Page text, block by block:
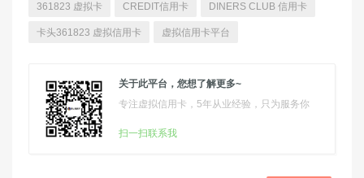
361823 虚拟卡 CREDIT信用卡 DINERS CLUB 信用卡
卡头361823 虚拟信用卡 虚拟信用卡平台
关于此平台，您想了解更多~
专注虚拟信用卡，5年从业经验，只为服务你
扫一扫联系我